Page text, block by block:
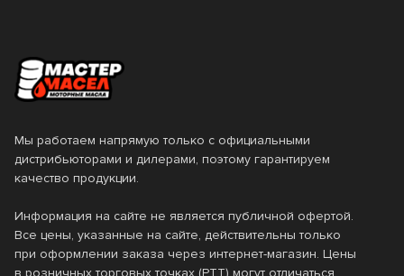
Мы работаем напрямую только с официальными
дистрибьюторами и дилерами, поэтому гарантируем
качество продукции.
Информация на сайте не является публичной офертой.
Все цены, указанные на сайте, действительны только
при оформлении заказа через интернет-магазин. Цены
в розничных торговых точках (РТТ) могут отличаться.